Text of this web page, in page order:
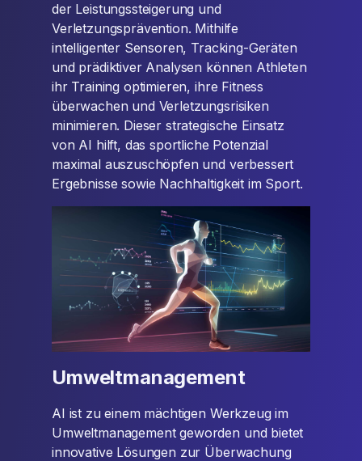
der Leistungssteigerung und
Verletzungsprävention. Mithilfe
intelligenter Sensoren, Tracking-Geräten
und prädiktiver Analysen können Athleten
ihr Training optimieren, ihre Fitness
überwachen und Verletzungsrisiken
minimieren. Dieser strategische Einsatz
von AI hilft, das sportliche Potenzial
maximal auszuschöpfen und verbessert
Ergebnisse sowie Nachhaltigkeit im Sport.
Umweltmanagement
AI ist zu einem mächtigen Werkzeug im
Umweltmanagement geworden und bietet
innovative Lösungen zur Überwachung